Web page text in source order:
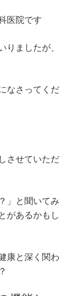
医院です
りましたが、
なさってくだ
させていただ
」と聞いてみ
があるかもし
康と深く関わ